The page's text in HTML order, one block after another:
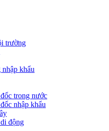
trường
khẩu
trong nước
nhập khẩu
động